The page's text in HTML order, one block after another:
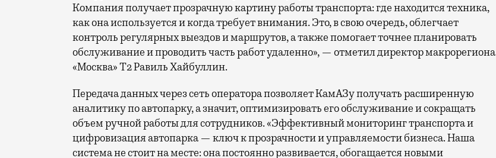
Компания получает прозрачную картину работы транспорта: где находится техника,
как она используется и когда требует внимания. Это, в свою очередь, облегчает
контроль регулярных выездов и маршрутов, а также помогает точнее планировать
обслуживание и проводить часть работ удаленно», — отметил директор макрорегиона
«Москва» Т2 Равиль Хайбуллин.
Передача данных через сеть оператора позволяет КамАЗу получать расширенную
аналитику по автопарку, а значит, оптимизировать его обслуживание и сокращать
объем ручной работы для сотрудников. «Эффективный мониторинг транспорта и
цифровизация автопарка — ключ к прозрачности и управляемости бизнеса. Наша
система не стоит на месте: она постоянно развивается, обогащается новыми